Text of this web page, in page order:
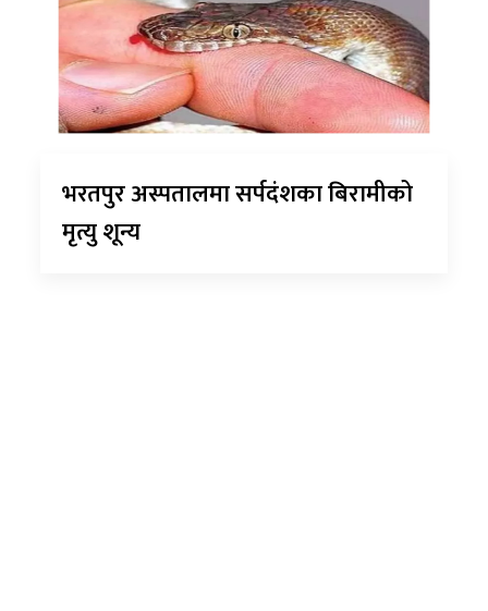
भरतपुर अस्पतालमा सर्पदंशका बिरामीको
मृत्यु शून्य